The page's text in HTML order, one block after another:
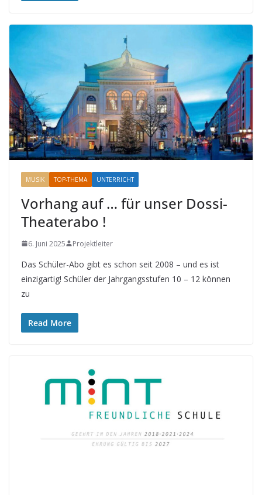
MUSIK TOP-THEMA UNTERRICHT
Vorhang auf … für unser Dossi-
Theaterabo !
6. Juni 2025 Projektleiter
Das Schüler-Abo gibt es schon seit 2008 – und es ist
einzigartig! Schüler der Jahrgangsstufen 10 – 12 können
zu
Read More